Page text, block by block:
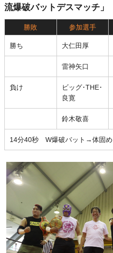
流爆破バットデスマッチ」
勝敗 参加選手
勝ち 大仁田厚
雷神矢口
負け
ビッグ･THE･
良寛
鈴木敬喜
14分40秒 W爆破バット→体固め